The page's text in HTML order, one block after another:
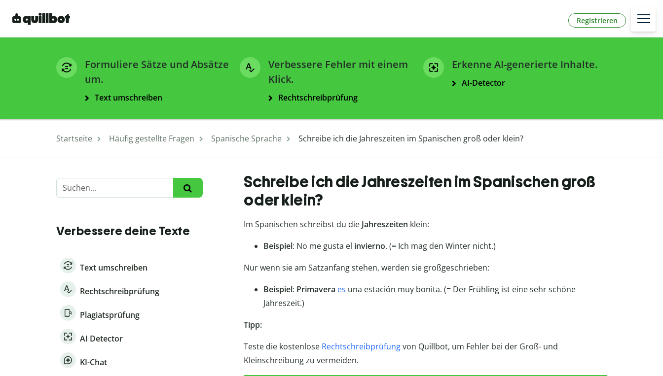
Registrieren
Formuliere Sätze und Absätze
um.
Text umschreiben
Verbessere Fehler mit einem
Klick.
Rechtschreibprüfung
Erkenne AI-generierte Inhalte.
AI-Detector
Startseite Häufig gestellte Fragen Spanische Sprache Schreibe ich die Jahreszeiten im Spanischen groß oder klein?
Verbessere deine Texte
Text umschreiben
Rechtschreibprüfung
Plagiatsprüfung
AI Detector
KI-Chat
Schreibe ich die Jahreszeiten im Spanischen groß
oder klein?
Im Spanischen schreibst du die Jahreszeiten klein:
Beispiel: No me gusta el invierno. (= Ich mag den Winter nicht.)
Nur wenn sie am Satzanfang stehen, werden sie großgeschrieben:
Beispiel: Primavera es una estación muy bonita. (= Der Frühling ist eine sehr schöne
Jahreszeit.)
Tipp:
Teste die kostenlose Rechtschreibprüfungvon Quillbot, um Fehler bei der Groß- und
Kleinschreibung zu vermeiden.